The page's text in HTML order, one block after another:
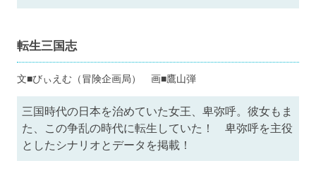
転生三国志
文■びぃえむ（冒険企画局） 画■鷹山弾
三国時代の日本を治めていた女王、卑弥呼。彼女もま
た、この争乱の時代に転生していた！ 卑弥呼を主役
としたシナリオとデータを掲載！